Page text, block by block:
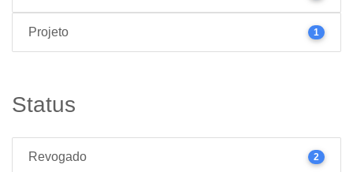
Projeto 1
Status
Revogado 2